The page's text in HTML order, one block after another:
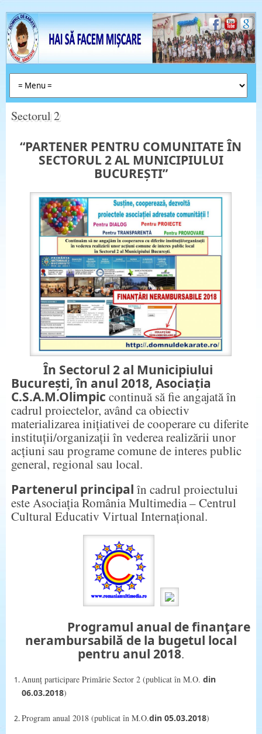
Sectorul 2
“PARTENER PENTRU COMUNITATE ÎN
SECTORUL 2 AL MUNICIPIULUI
BUCUREȘTI”
În Sectorul 2 al Municipiului
București, în anul 2018, Asociația
C.S.A.M.Olimpic continuă să fie angajată în
cadrul proiectelor, având ca obiectiv
materializarea inițiativei de cooperare cu diferite
instituții/organizații în vederea realizării unor
acțiuni sau programe comune de interes public
general, regional sau local.
Partenerul principal în cadrul proiectului
este Asociația România Multimedia – Centrul
Cultural Educativ Virtual Internațional.
Programul anual de finanţare
nerambursabilă de la bugetul local
pentru anul 2018.
Anunț participare Primărie Sector 2 (publicat în M.O. din
06.03.2018)
Program anual 2018 (publicat în M.O.din 05.03.2018)